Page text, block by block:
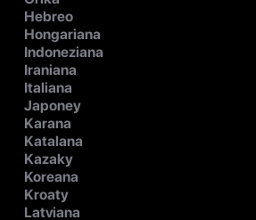
Hebreo
Hongariana
Indoneziana
Iraniana
Italiana
Japoney
Karana
Katalana
Kazaky
Koreana
Kroaty
Latviana